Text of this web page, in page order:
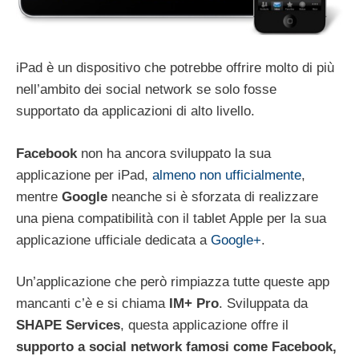
iPad è un dispositivo che potrebbe offrire molto di più
nell’ambito dei social network se solo fosse
supportato da applicazioni di alto livello.
Facebooknon ha ancora sviluppato la sua
applicazione per iPad, almeno non ufficialmente,
mentre Google neanche si è sforzata di realizzare
una piena compatibilità con il tablet Apple per la sua
applicazione ufficiale dedicata a Google+.
Un’applicazione che però rimpiazza tutte queste app
mancanti c’è e si chiama
IM+ Pro. Sviluppata da
SHAPE Services, questa applicazione offre il
supporto a social network famosi come Facebook,